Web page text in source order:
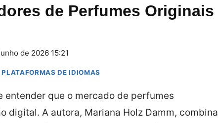
de Perfumes Originais
de 2026 15:21
DE IDIOMAS
entender que o mercado de perfumes
digital. A autora, Mariana Holz Damm, combina